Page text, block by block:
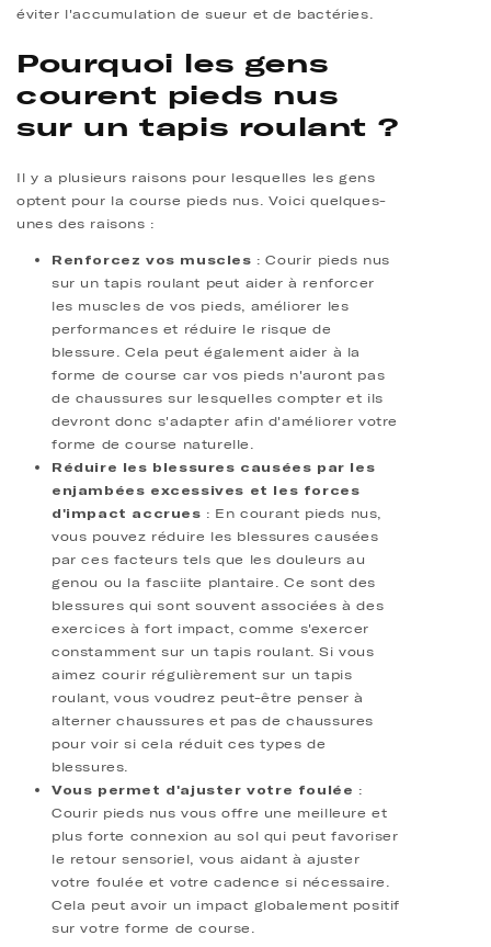
éviter l'accumulation de sueur et de bactéries.
Pourquoi les gens
courent pieds nus
sur un tapis roulant ?
Il y a plusieurs raisons pour lesquelles les gens
optent pour la course pieds nus. Voici quelques-
unes des raisons :
Renforcez vos muscles : Courir pieds nus
sur un tapis roulant peut aider à renforcer
les muscles de vos pieds, améliorer les
performances et réduire le risque de
blessure. Cela peut également aider à la
forme de course car vos pieds n'auront pas
de chaussures sur lesquelles compter et ils
devront donc s'adapter afin d'améliorer votre
forme de course naturelle.
Réduire les blessures causées par les
enjambées excessives et les forces
d'impact accrues : En courant pieds nus,
vous pouvez réduire les blessures causées
par ces facteurs tels que les douleurs au
genou ou la fasciite plantaire. Ce sont des
blessures qui sont souvent associées à des
exercices à fort impact, comme s'exercer
constamment sur un tapis roulant. Si vous
aimez courir régulièrement sur un tapis
roulant, vous voudrez peut-être penser à
alterner chaussures et pas de chaussures
pour voir si cela réduit ces types de
blessures.
Vous permet d'ajuster votre foulée :
Courir pieds nus vous offre une meilleure et
plus forte connexion au sol qui peut favoriser
le retour sensoriel, vous aidant à ajuster
votre foulée et votre cadence si nécessaire.
Cela peut avoir un impact globalement positif
sur votre forme de course.